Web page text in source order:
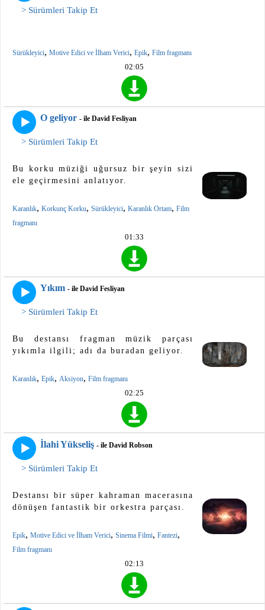
> Sürümleri Takip Et
Sürükleyici, Motive Edici ve İlham Verici, Epik, Film fragmanı
02:05
O geliyor - ile David Fesliyan
> Sürümleri Takip Et
Bu korku müziği uğursuz bir şeyin sizi
ele geçirmesini anlatıyor.
Karanlık, Korkunç Korku, Sürükleyici, Karanlık Ortam, Film
fragmanı
01:33
Yıkım - ile David Fesliyan
> Sürümleri Takip Et
Bu destansı fragman müzik parçası
yıkımla ilgili; adı da buradan geliyor.
Karanlık, Epik, Aksiyon, Film fragmanı
02:25
İlahi Yükseliş - ile David Robson
> Sürümleri Takip Et
Destansı bir süper kahraman macerasına
dönüşen fantastik bir orkestra parçası.
Epik, Motive Edici ve İlham Verici, Sinema Filmi, Fantezi,
Film fragmanı
02:13